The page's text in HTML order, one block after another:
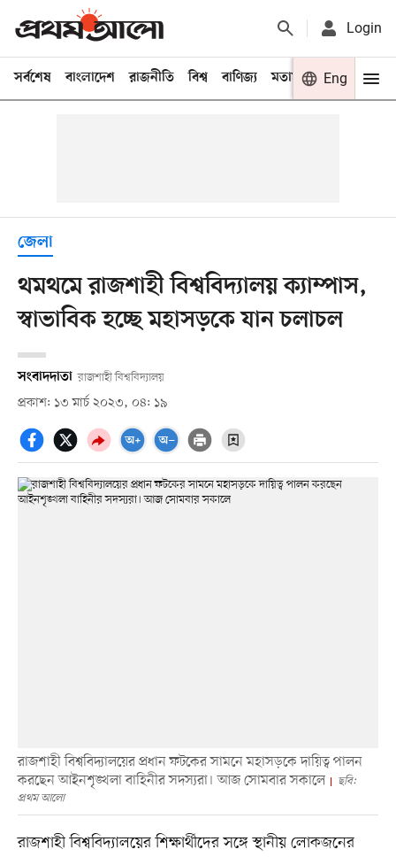
Login
সর্বশেষ বাংলাদেশ রাজনীতি বিশ্ব বাণিজ্য মতামত খেলা
Eng
জেলা
থমথমে রাজশাহী বিশ্ববিদ্যালয় ক্যাম্পাস,
স্বাভাবিক হচ্ছে মহাসড়কে যান চলাচল
সংবাদদাতা রাজশাহী বিশ্ববিদ্যালয়
প্রকাশ: ১৩ মার্চ ২০২৩, ০৪: ১৯
রাজশাহী বিশ্ববিদ্যালয়ের প্রধান ফটকের সামনে মহাসড়কে দায়িত্ব পালন
করছেন আইনশৃঙ্খলা বাহিনীর সদস্যরা। আজ সোমবার সকালে
ছবি:
প্রথম আলো
রাজশাহী বিশ্ববিদ্যালয়ের শিক্ষার্থীদের সঙ্গে স্থানীয় লোকজনের